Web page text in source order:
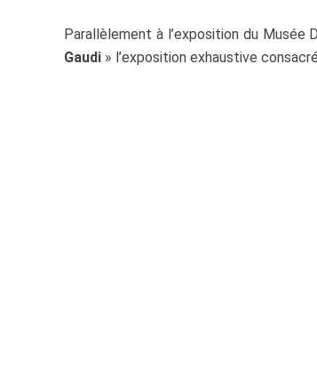
Parallèlement à l’exposition du Musée
Gaudi » l’exposition exhaustive